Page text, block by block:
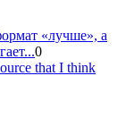
«лучше», а
0
that I think